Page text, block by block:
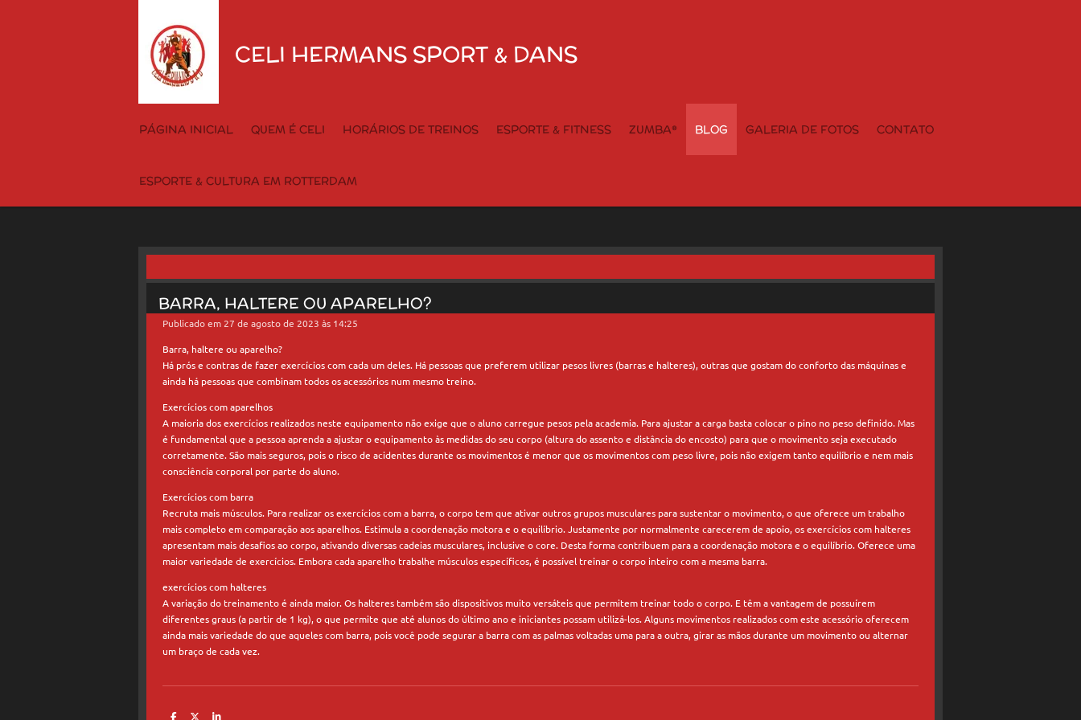
CELI HERMANS SPORT & DANS
PÁGINA INICIAL QUEM É CELI HORÁRIOS DE TREINOS ESPORTE & FITNESS ZUMBA® BLOG GALERIA DE FOTOS CONTATO
ESPORTE & CULTURA EM ROTTERDAM
BARRA, HALTERE OU APARELHO?
Publicado em 27 de agosto de 2023 às 14:25
Barra, haltere ou aparelho?
Há prós e contras de fazer exercícios com cada um deles. Há pessoas que preferem utilizar pesos livres (barras e halteres), outras que gostam do conforto das máquinas e
ainda há pessoas que combinam todos os acessórios num mesmo treino.
Exercícios com aparelhos
A maioria dos exercícios realizados neste equipamento não exige que o aluno carregue pesos pela academia. Para ajustar a carga basta colocar o pino no peso definido. Mas
é fundamental que a pessoa aprenda a ajustar o equipamento às medidas do seu corpo (altura do assento e distância do encosto) para que o movimento seja executado
corretamente. São mais seguros, pois o risco de acidentes durante os movimentos é menor que os movimentos com peso livre, pois não exigem tanto equilíbrio e nem mais
consciência corporal por parte do aluno.
Exercícios com barra
Recruta mais músculos. Para realizar os exercícios com a barra, o corpo tem que ativar outros grupos musculares para sustentar o movimento, o que oferece um trabalho
mais completo em comparação aos aparelhos. Estimula a coordenação motora e o equilíbrio. Justamente por normalmente carecerem de apoio, os exercícios com halteres
apresentam mais desafios ao corpo, ativando diversas cadeias musculares, inclusive o core. Desta forma contribuem para a coordenação motora e o equilíbrio. Oferece uma
maior variedade de exercícios. Embora cada aparelho trabalhe músculos específicos, é possível treinar o corpo inteiro com a mesma barra.
exercícios com halteres
A variação do treinamento é ainda maior. Os halteres também são dispositivos muito versáteis que permitem treinar todo o corpo. E têm a vantagem de possuírem
diferentes graus (a partir de 1 kg), o que permite que até alunos do último ano e iniciantes possam utilizá-los. Alguns movimentos realizados com este acessório oferecem
ainda mais variedade do que aqueles com barra, pois você pode segurar a barra com as palmas voltadas uma para a outra, girar as mãos durante um movimento ou alternar
um braço de cada vez.